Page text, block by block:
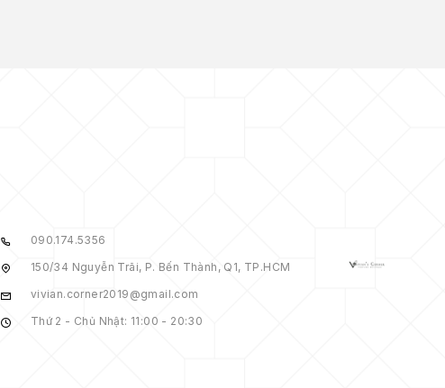
090.174.5356
150/34 Nguyễn Trãi, P. Bến Thành, Q1, TP.HCM
vivian.corner2019@gmail.com
Thứ 2 - Chủ Nhật: 11:00 - 20:30